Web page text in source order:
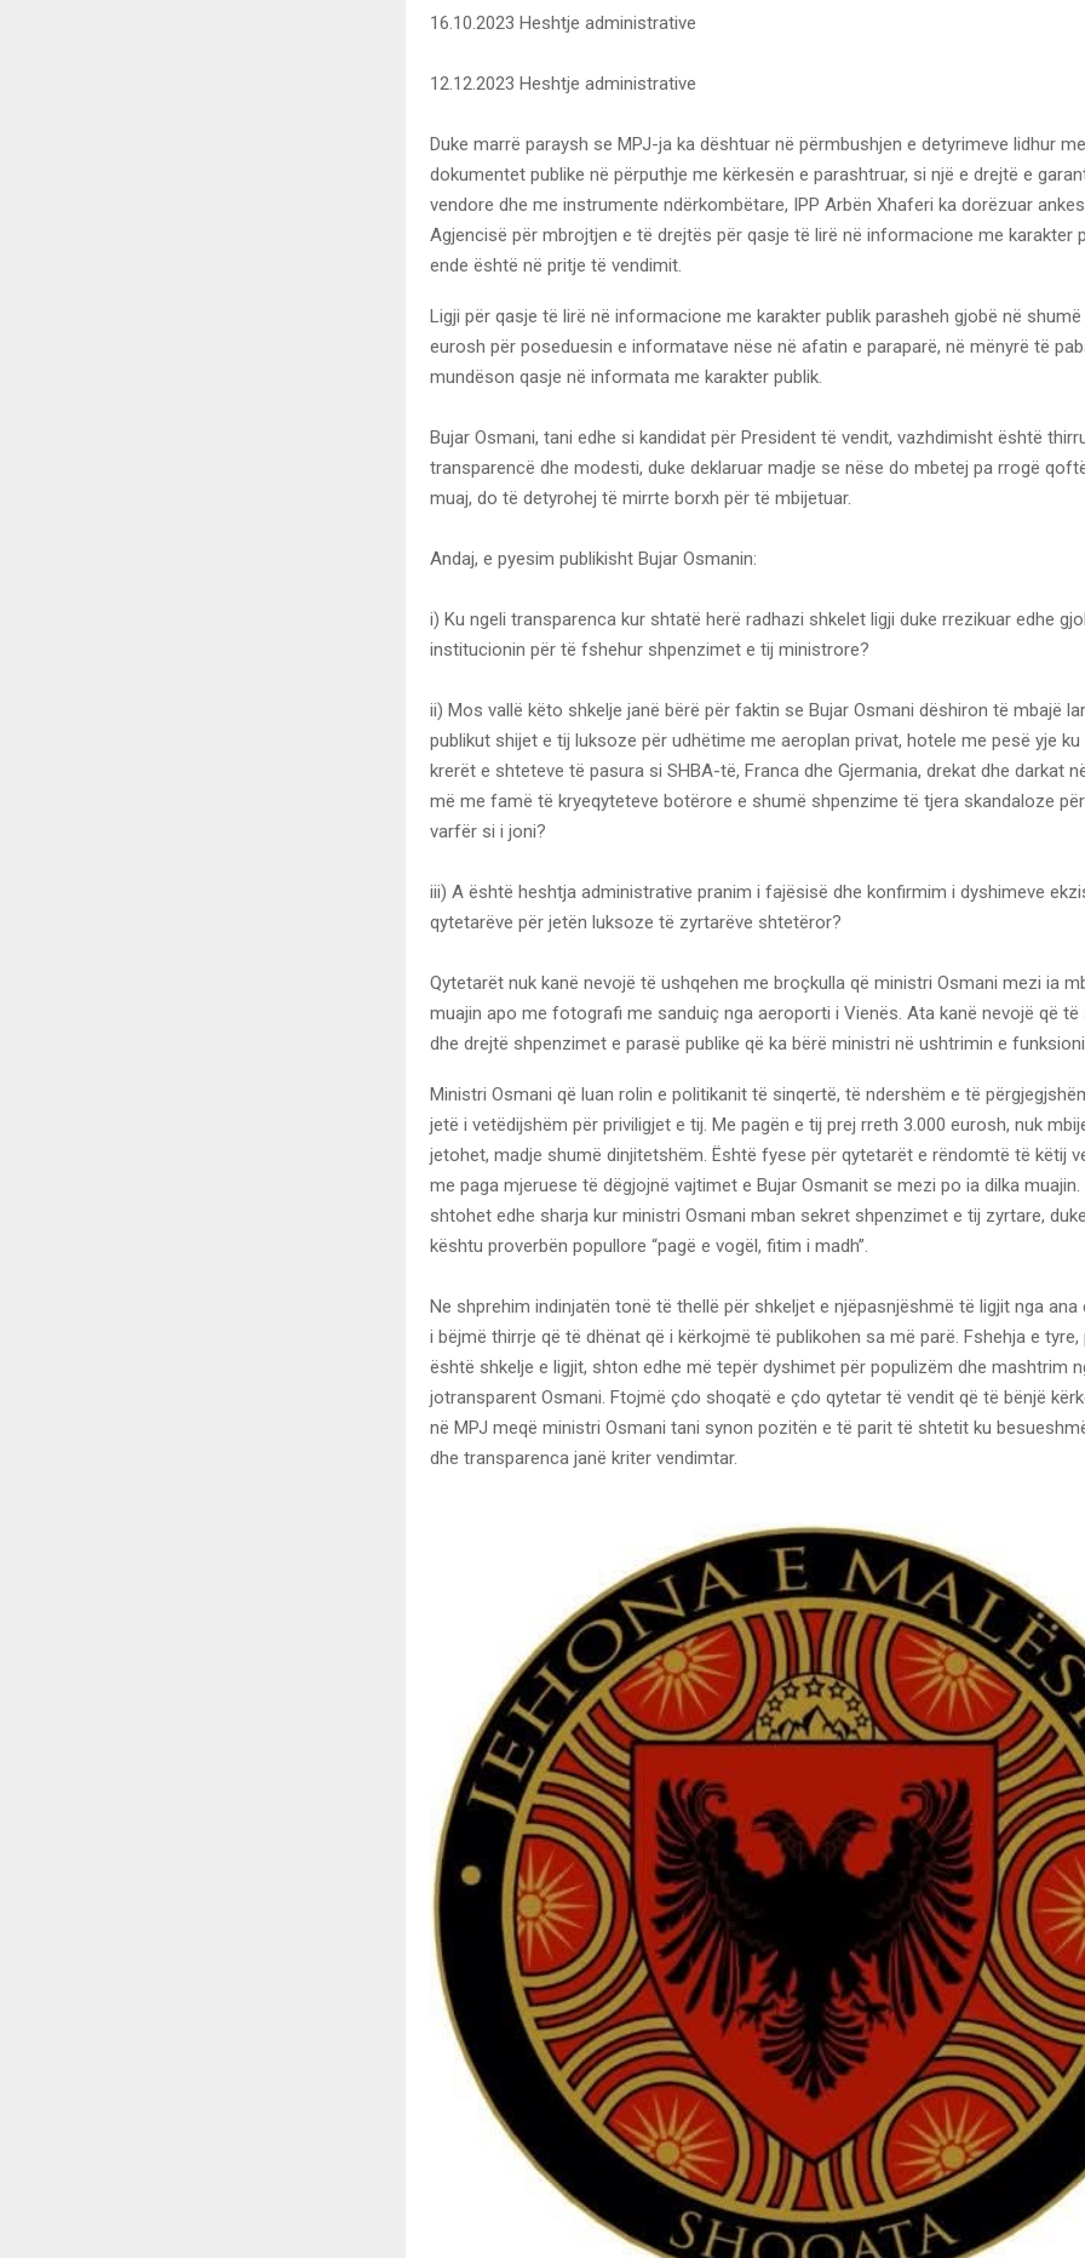
16.10.2023 Heshtje administrative
12.12.2023 Heshtje administrative
Duke marrë paraysh se MPJ-ja ka dështuar në përmbushjen e detyrimeve lidhur
dokumentet publike në përputhje me kërkesën e parashtruar, si një e drejtë e
vendore dhe me instrumente ndërkombëtare, IPP Arbën Xhaferi ka dorëzuar
Agjencisë për mbrojtjen e të drejtës për qasje të lirë në informacione me karakter
ende është në pritje të vendimit.
Ligji për qasje të lirë në informacione me karakter publik parasheh gjobë në shumë
eurosh për poseduesin e informatave nëse në afatin e paraparë, në mënyrë të
mundëson qasje në informata me karakter publik.
Bujar Osmani, tani edhe si kandidat për President të vendit, vazhdimisht është
transparencë dhe modesti, duke deklaruar madje se nëse do mbetej pa rrogë
muaj, do të detyrohej të mirrte borxh për të mbijetuar.
Andaj, e pyesim publikisht Bujar Osmanin:
i) Ku ngeli transparenca kur shtatë herë radhazi shkelet ligji duke rrezikuar edhe
institucionin për të fshehur shpenzimet e tij ministrore?
ii) Mos vallë këto shkelje janë bërë për faktin se Bujar Osmani dëshiron të mbajë
publikut shijet e tij luksoze për udhëtime me aeroplan privat, hotele me pesë yje ku
krerët e shteteve të pasura si SHBA-të, Franca dhe Gjermania, drekat dhe darkat
më me famë të kryeqyteteve botërore e shumë shpenzime të tjera skandaloze
varfër si i joni?
iii) A është heshtja administrative pranim i fajësisë dhe konfirmim i dyshimeve
qytetarëve për jetën luksoze të zyrtarëve shtetëror?
Qytetarët nuk kanë nevojë të ushqehen me broçkulla që ministri Osmani mezi ia
muajin apo me fotografi me sanduiç nga aeroporti i Vienës. Ata kanë nevojë që të
dhe drejtë shpenzimet e parasë publike që ka bërë ministri në ushtrimin e
Ministri Osmani që luan rolin e politikanit të sinqertë, të ndershëm e të
jetë i vetëdijshëm për priviligjet e tij. Me pagën e tij prej rreth 3.000 eurosh, nuk
jetohet, madje shumë dinjitetshëm. Është fyese për qytetarët e rëndomtë të këtij
me paga mjeruese të dëgjojnë vajtimet e Bujar Osmanit se mezi po ia dilka muajin.
shtohet edhe sharja kur ministri Osmani mban sekret shpenzimet e tij zyrtare,
kështu proverbën popullore “pagë e vogël, fitim i madh”.
Ne shprehim indinjatën tonë të thellë për shkeljet e njëpasnjëshmë të ligjit nga ana
i bëjmë thirrje që të dhënat që i kërkojmë të publikohen sa më parë. Fshehja e tyre,
është shkelje e ligjit, shton edhe më tepër dyshimet për populizëm dhe mashtrim
jotransparent Osmani. Ftojmë çdo shoqatë e çdo qytetar të vendit që të bënjë
në MPJ meqë ministri Osmani tani synon pozitën e të parit të shtetit ku
dhe transparenca janë kriter vendimtar.